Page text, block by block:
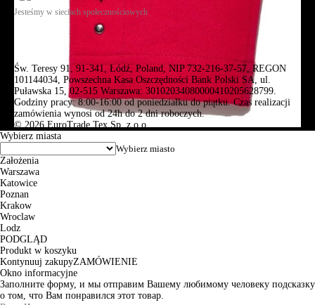
Jesteśmy w sieciach społecznościowych
Św. Teresy 91, 91-341, Łódź, Poland, NIP 732-216-37-57, REGON
101144034, Powszechna Kasa Oszczędności Bank Polski SA, ul.
Puławska 15, 02-515 Warszawa: 30102034080000410205628799.
Godziny pracy: 8:00-16:00 od poniedziałku do piątku. Czas realizacji
zamówienia wynosi od 24h do 2 dni roboczych.
© 2026 EuroTrade Tex Sp. z o.o.
Wybierz miasta
Założenia
Warszawa
Katowice
Poznan
Krakow
Wroclaw
Lodz
PODGLĄD
Produkt w koszyku
Kontynuuj zakupyZAMÓWIENIE
Okno informacyjne
Заполните форму, и мы отправим Вашему любимому человеку подсказку
о том, что Вам понравился этот товар.